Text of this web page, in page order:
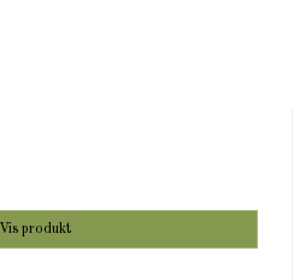
Vis produkt